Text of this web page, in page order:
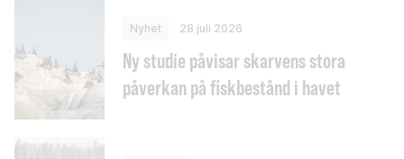
Nyhet 28 juli 2026
Ny studie påvisar skarvens stora
påverkan på fiskbestånd i havet